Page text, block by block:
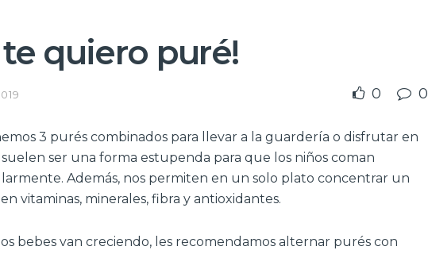
te quiero puré!
0 0
3 purés combinados para llevar a la guardería o disfrutar en
suelen ser una forma estupenda para que los niños coman
Además, nos permiten en un solo plato concentrar un
vitaminas, minerales, fibra y antioxidantes.
bebes van creciendo, les recomendamos alternar purés con